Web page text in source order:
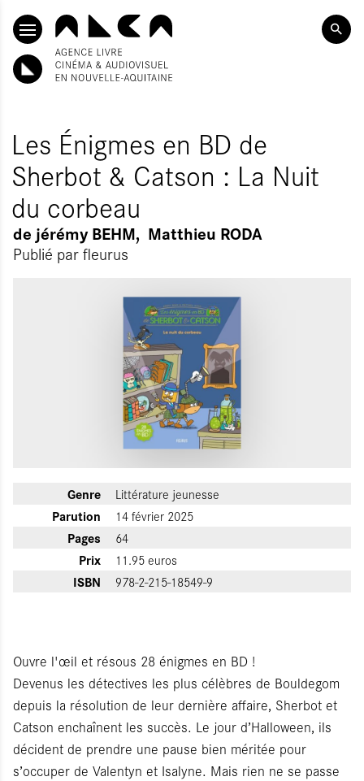
ALLER AU CONTENU PRINCIPAL
Les Énigmes en BD de
Sherbot & Catson : La Nuit
du corbeau
de jérémy BEHM Matthieu RODA
Publié parfleurus
Genre Littérature jeunesse
Parution 14 février 2025
Pages 64
Prix 11.95 euros
ISBN 978-2-215-18549-9
Ouvre l'œil et résous 28 énigmes en BD !
Devenus les détectives les plus célèbres de Bouldegom
depuis la résolution de leur dernière affaire, Sherbot et
Catson enchaînent les succès. Le jour d’Halloween, ils
décident de prendre une pause bien méritée pour
s’occuper de Valentyn et Isalyne. Mais rien ne se passe